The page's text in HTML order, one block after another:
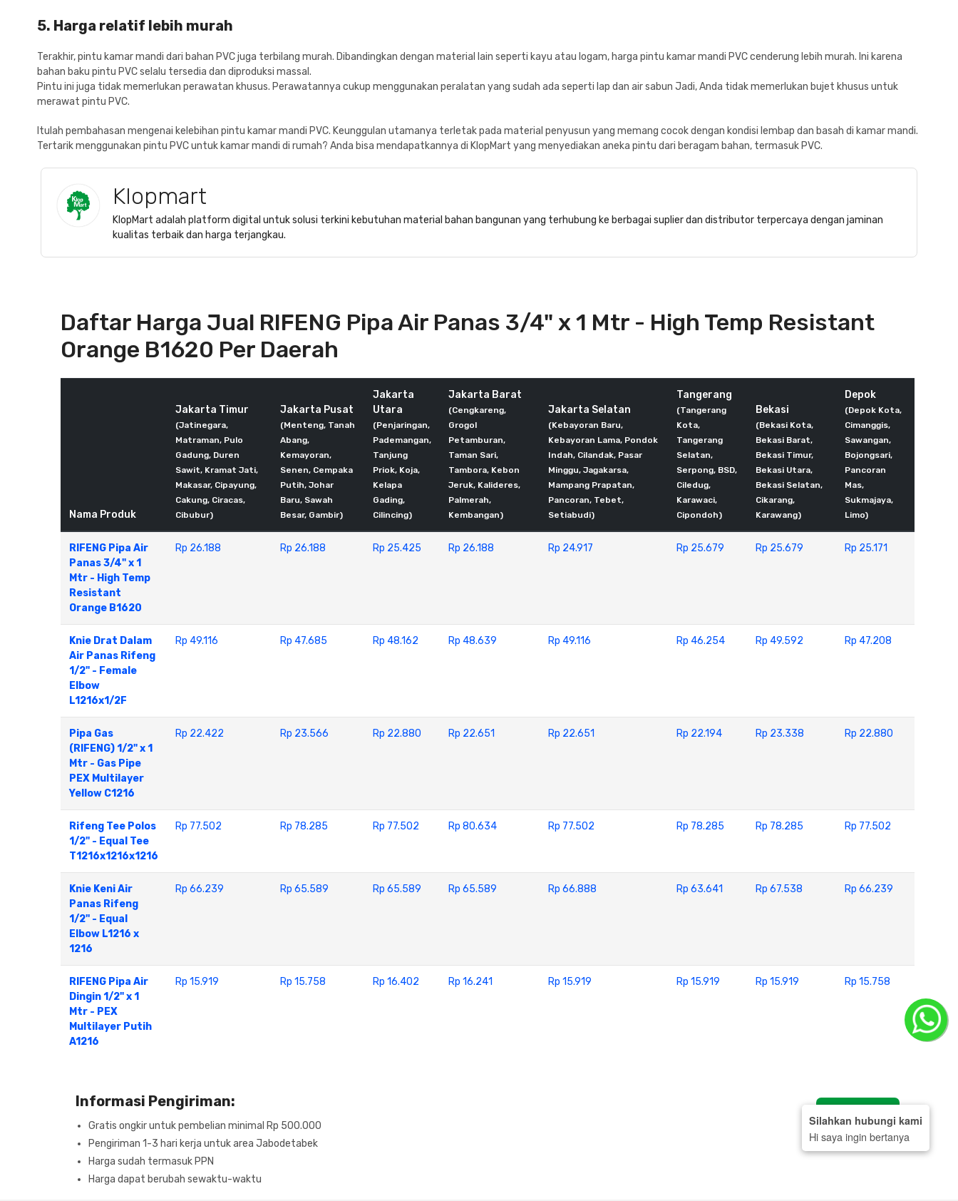
5. Harga relatif lebih murah
Terakhir, pintu kamar mandi dari bahan PVC juga terbilang murah. Dibandingkan dengan material lain seperti kayu atau logam, harga pintu kamar mandi PVC cenderung lebih murah. Ini karena
bahan baku pintu PVC selalu tersedia dan diproduksi massal.
Pintu ini juga tidak memerlukan perawatan khusus. Perawatannya cukup menggunakan peralatan yang sudah ada seperti lap dan air sabun Jadi, Anda tidak memerlukan bujet khusus untuk
merawat pintu PVC.
Itulah pembahasan mengenai kelebihan pintu kamar mandi PVC. Keunggulan utamanya terletak pada material penyusun yang memang cocok dengan kondisi lembap dan basah di kamar mandi.
Tertarik menggunakan pintu PVC untuk kamar mandi di rumah? Anda bisa mendapatkannya di KlopMart yang menyediakan aneka pintu dari beragam bahan, termasuk PVC.
Klopmart
KlopMart adalah platform digital untuk solusi terkini kebutuhan material bahan bangunan yang terhubung ke berbagai suplier dan distributor terpercaya dengan jaminan
kualitas terbaik dan harga terjangkau.
Daftar Harga Jual RIFENG Pipa Air Panas 3/4" x 1 Mtr - High Temp Resistant
Orange B1620 Per Daerah
Nama Produk
Jakarta Timur
(Jatinegara,
Matraman, Pulo
Gadung, Duren
Sawit, Kramat Jati,
Makasar, Cipayung,
Cakung, Ciracas,
Cibubur)
Jakarta Pusat
(Menteng, Tanah
Abang,
Kemayoran,
Senen, Cempaka
Putih, Johar
Baru, Sawah
Besar, Gambir)
Jakarta
Utara
(Penjaringan,
Pademangan,
Tanjung
Priok, Koja,
Kelapa
Gading,
Cilincing)
Jakarta Barat
(Cengkareng,
Grogol
Petamburan,
Taman Sari,
Tambora, Kebon
Jeruk, Kalideres,
Palmerah,
Kembangan)
Jakarta Selatan
(Kebayoran Baru,
Kebayoran Lama, Pondok
Indah, Cilandak, Pasar
Minggu, Jagakarsa,
Mampang Prapatan,
Pancoran, Tebet,
Setiabudi)
Tangerang
(Tangerang
Kota,
Tangerang
Selatan,
Serpong, BSD,
Ciledug,
Karawaci,
Cipondoh)
Bekasi
(Bekasi Kota,
Bekasi Barat,
Bekasi Timur,
Bekasi Utara,
Bekasi Selatan,
Cikarang,
Karawang)
Depok
(Depok Kota,
Cimanggis,
Sawangan,
Bojongsari,
Pancoran
Mas,
Sukmajaya,
Limo)
RIFENG Pipa Air
Panas 3/4" x 1
Mtr - High Temp
Resistant
Orange B1620
Rp 26.188 Rp 26.188 Rp 25.425 Rp 26.188 Rp 24.917 Rp 25.679 Rp 25.679 Rp 25.171
Knie Drat Dalam
Air Panas Rifeng
1/2" - Female
Elbow
L1216x1/2F
Rp 49.116 Rp 47.685 Rp 48.162 Rp 48.639 Rp 49.116 Rp 46.254 Rp 49.592 Rp 47.208
Pipa Gas
(RIFENG) 1/2" x 1
Mtr - Gas Pipe
PEX Multilayer
Yellow C1216
Rp 22.422 Rp 23.566 Rp 22.880 Rp 22.651 Rp 22.651 Rp 22.194 Rp 23.338 Rp 22.880
Rifeng Tee Polos
1/2" - Equal Tee
T1216x1216x1216
Rp 77.502 Rp 78.285 Rp 77.502 Rp 80.634 Rp 77.502 Rp 78.285 Rp 78.285 Rp 77.502
Knie Keni Air
Panas Rifeng
1/2'' - Equal
Elbow L1216 x
1216
Rp 66.239 Rp 65.589 Rp 65.589 Rp 65.589 Rp 66.888 Rp 63.641 Rp 67.538 Rp 66.239
RIFENG Pipa Air
Dingin 1/2" x 1
Mtr - PEX
Multilayer Putih
A1216
Rp 15.919 Rp 15.758 Rp 16.402 Rp 16.241 Rp 15.919 Rp 15.919 Rp 15.919 Rp 15.758
Informasi Pengiriman:
Gratis ongkir untuk pembelian minimal Rp 500.000
Pengiriman 1-3 hari kerja untuk area Jabodetabek
Harga sudah termasuk PPN
Harga dapat berubah sewaktu-waktu
Silahkan hubungi kami
Hi saya ingin bertanya